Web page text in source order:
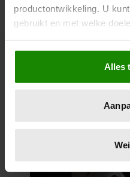
productontwikkeling. U
gebruikt en met welke
Als u het toestaat, willen
Informatie
locatie, die tot een
scannen op specifieke
verwerkt en stel uw
intrekken in de
Alles